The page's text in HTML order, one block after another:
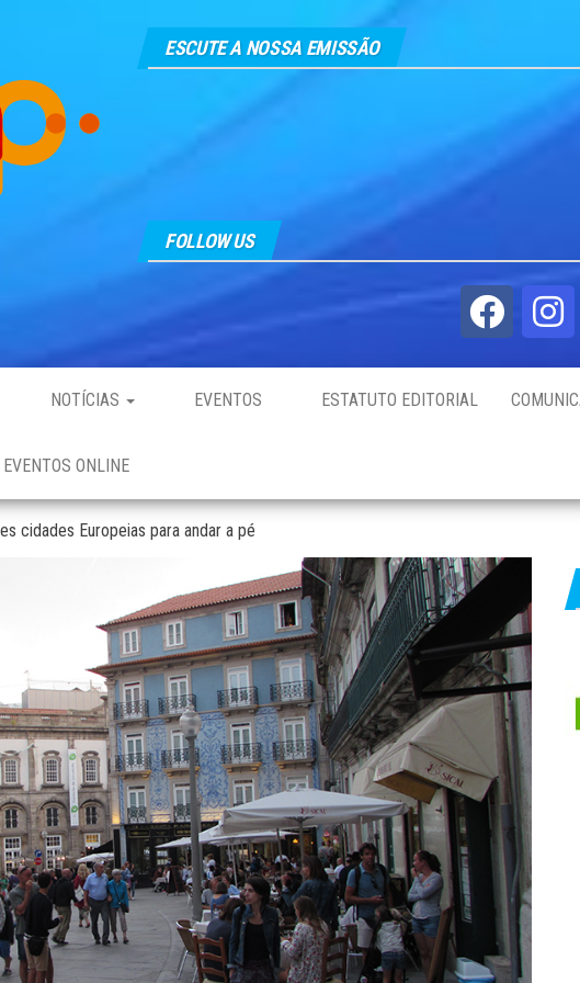
ESCUTE A NOSSA EMISSÃO
FOLLOW US
NOTÍCIAS EVENTOS ESTATUTO EDITORIAL
EVENTOS ONLINE
cidades Europeias para andar a pé